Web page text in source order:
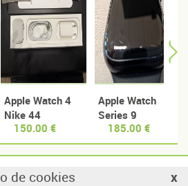
Apple Watch 4
Nike 44
150.00 €
Apple Watch
Series 9
GPS+Cellular
Gris Espacial
185.00 €
Manzanas usadas
de cookies x